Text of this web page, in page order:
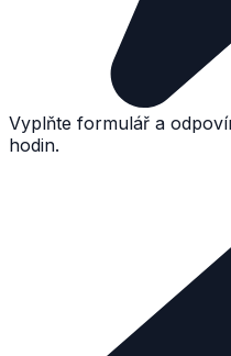
Vyplňte formulář a
hodin.